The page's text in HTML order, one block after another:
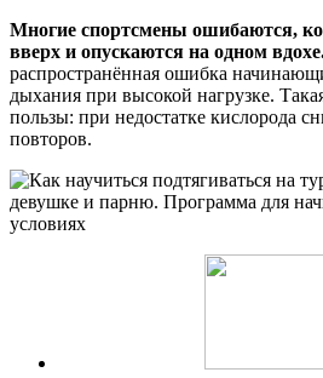
Многие спортсмены ошибаются,
вверх и опускаются на одном
распространённая ошибка
дыхания при высокой нагрузке.
пользы: при недостатке кислорода
повторов.